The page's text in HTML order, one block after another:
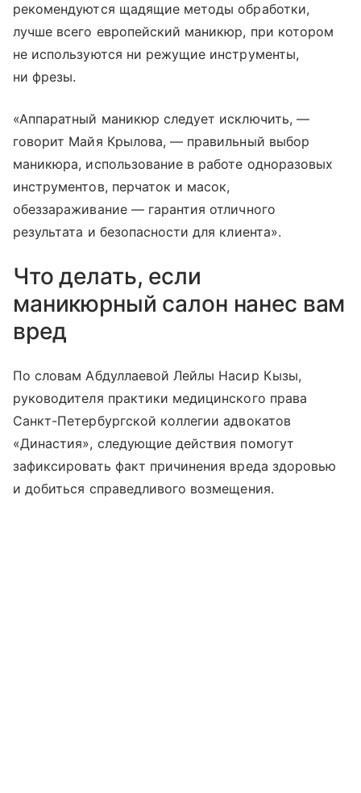
рекомендуются щадящие методы обработки,
лучше всего европейский маникюр, при котором
не используются ни режущие инструменты,
ни фрезы.
«Аппаратный маникюр следует исключить, —
говорит Майя Крылова, — правильный выбор
маникюра, использование в работе одноразовых
инструментов, перчаток и масок,
обеззараживание — гарантия отличного
результата и безопасности для клиента».
Что делать, если
маникюрный салон нанес вам
вред
По словам Абдуллаевой Лейлы Насир Кызы,
руководителя практики медицинского права
Санкт-Петербургской коллегии адвокатов
«Династия», следующие действия помогут
зафиксировать факт причинения вреда здоровью
и добиться справедливого возмещения.